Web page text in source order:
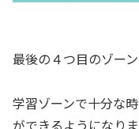
最後の４つ目のゾー
学習ゾーンで十分な